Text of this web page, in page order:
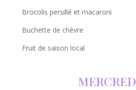
Brocolis persillé et macaroni
Buchette de chèvre
Fruit de saison local